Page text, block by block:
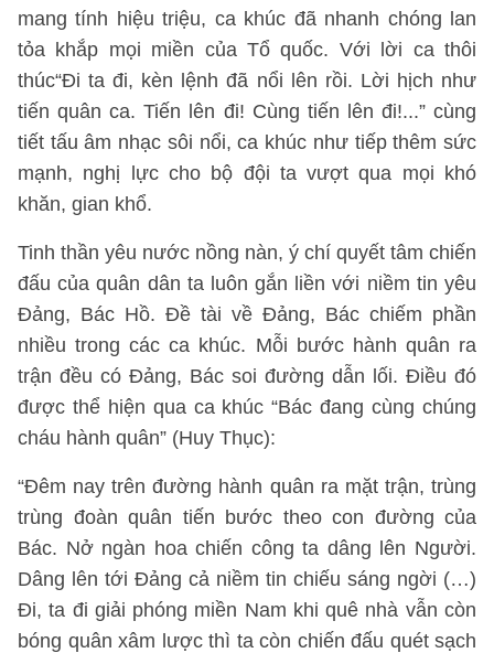
mang tính hiệu triệu, ca khúc đã nhanh chóng lan
tỏa khắp mọi miền của Tổ quốc. Với lời ca thôi
thúc“Đi ta đi, kèn lệnh đã nổi lên rồi. Lời hịch như
tiến quân ca. Tiến lên đi! Cùng tiến lên đi!...” cùng
tiết tấu âm nhạc sôi nổi, ca khúc như tiếp thêm sức
mạnh, nghị lực cho bộ đội ta vượt qua mọi khó
khăn, gian khổ.
Tinh thần yêu nước nồng nàn, ý chí quyết tâm chiến
đấu của quân dân ta luôn gắn liền với niềm tin yêu
Đảng, Bác Hồ. Đề tài về Đảng, Bác chiếm phần
nhiều trong các ca khúc. Mỗi bước hành quân ra
trận đều có Đảng, Bác soi đường dẫn lối. Điều đó
được thể hiện qua ca khúc “Bác đang cùng chúng
cháu hành quân” (Huy Thục):
“Đêm nay trên đường hành quân ra mặt trận, trùng
trùng đoàn quân tiến bước theo con đường của
Bác. Nở ngàn hoa chiến công ta dâng lên Người.
Dâng lên tới Đảng cả niềm tin chiếu sáng ngời (…)
Đi, ta đi giải phóng miền Nam khi quê nhà vẫn còn
bóng quân xâm lược thì ta còn chiến đấu quét sạch